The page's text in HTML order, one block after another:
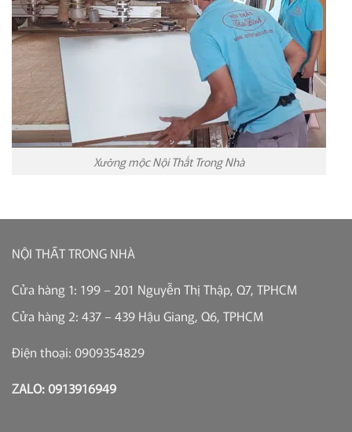
Xưởng mộc Nội Thất Trong Nhà
NỘI THẤT TRONG NHÀ
Cửa hàng 1: 199 – 201 Nguyễn Thị Thập, Q7, TPHCM
Cửa hàng 2: 437 – 439 Hậu Giang, Q6, TPHCM
Điện thoại: 0909354829
ZALO: 0913916949